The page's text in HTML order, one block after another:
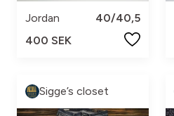
Jordan
40/40,5
400 SEK
Sigge’s closet